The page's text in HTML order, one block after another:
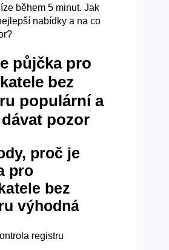
během 5 minut. Jak
nabídky a na co
půjčka pro
bez
populární a
pozor
proč je
pro
bez
výhodná
registru